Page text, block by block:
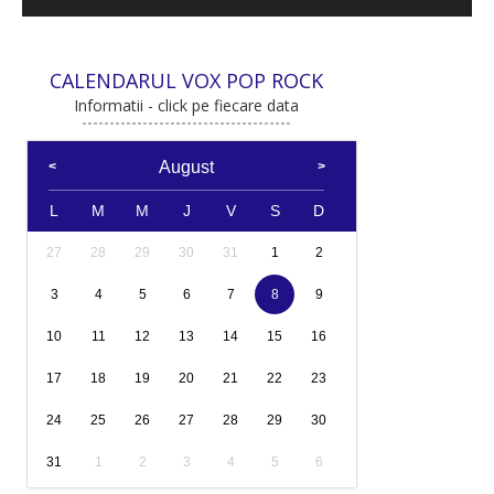
CALENDARUL VOX POP ROCK
Informatii - click pe fiecare data
August
L M M J V S D
27 28 29 30 31 1 2
3 4 5 6 7 8 9
10 11 12 13 14 15 16
17 18 19 20 21 22 23
24 25 26 27 28 29 30
31 1 2 3 4 5 6